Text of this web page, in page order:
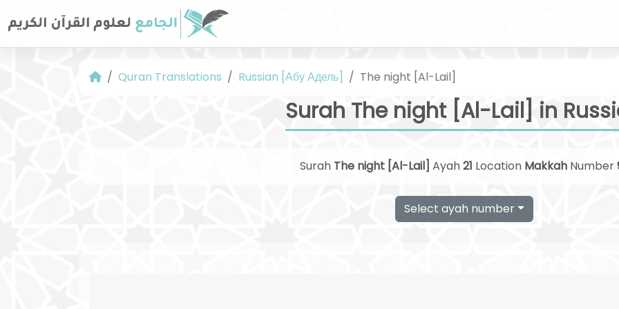
Quran Translations Russian [Абу Адель] The night [Al-Lail]
Surah The night [Al-Lail] in
Surah The night [Al-Lail] Ayah21 Location MakkahNumber
Select ayah number